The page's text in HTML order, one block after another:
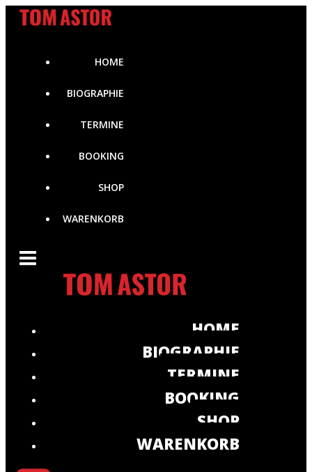
Zum
Inhalt
HOME
BIOGRAPHIE
TERMINE
BOOKING
SHOP
WARENKORB
HOME
BIOGRAPHIE
TERMINE
BOOKING
SHOP
WARENKORB